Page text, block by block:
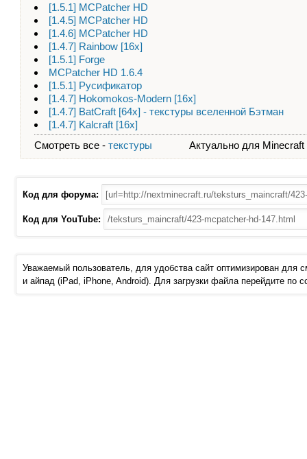
[1.5.1] MCPatcher HD
[1.4.5] MCPatcher HD
[1.4.6] MCPatcher HD
[1.4.7] Rainbow [16x]
[1.5.1] Forge
MCPatcher HD 1.6.4
[1.5.1] Русификатор
[1.4.7] Hokomokos-Modern [16x]
[1.4.7] BatCraft [64x] - текстуры вселенной Бэтман
[1.4.7] Kalcraft [16x]
Смотреть все - текстуры Актуально для
Код для форума:
Код для YouTube:
Уважаемый пользователь, для удобства сайт оптимизирован для
и айпад (iPad, iPhone, Android). Для загрузки файла перейдите по